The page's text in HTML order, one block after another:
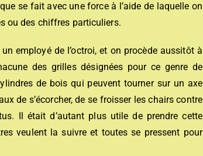
se fait avec une force à l’aide de laquelle on
ou des chiffres particuliers.
employé de l’octroi, et on procède aussitôt à
des grilles désignées pour ce genre de
de bois qui peuvent tourner sur un axe
de s’écorcher, de se froisser les chairs contre
Il était d’autant plus utile de prendre cette
veulent la suivre et toutes se pressent pour